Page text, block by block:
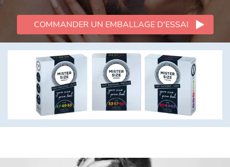
COMMANDER UN EMBALLAGE D'ESSAI